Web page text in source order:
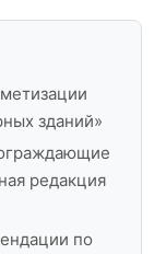
зданий»
редакция
по